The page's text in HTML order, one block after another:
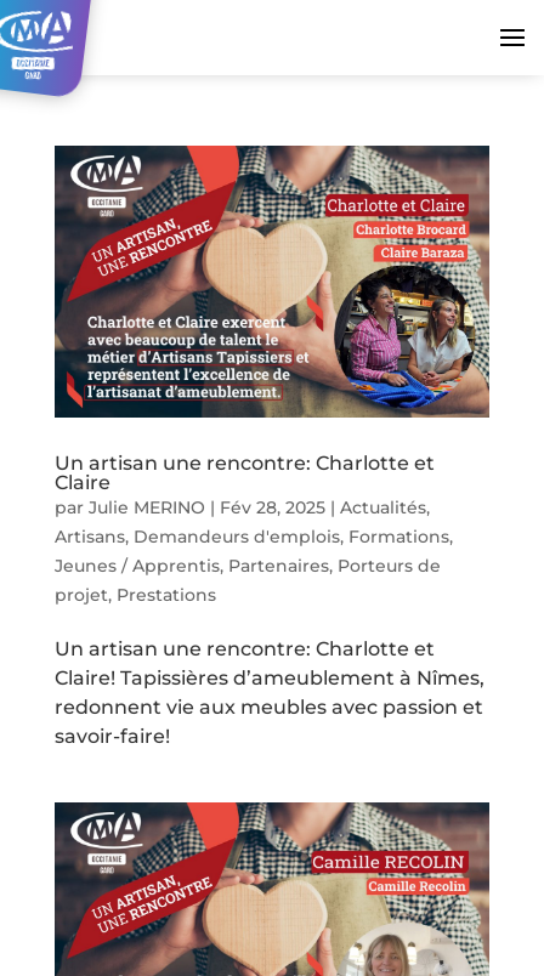
Un artisan une rencontre: Charlotte et
Claire
par Julie MERINO | Fév 28, 2025| Actualités,
Artisans, Demandeurs d'emplois, Formations,
Jeunes / Apprentis, Partenaires, Porteurs de
projet, Prestations
Un artisan une rencontre: Charlotte et
Claire! Tapissières d’ameublement à Nîmes,
redonnent vie aux meubles avec passion et
savoir-faire!